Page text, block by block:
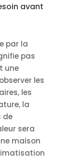
avant
par la
pas
une
les
les
la
de
sera
maison